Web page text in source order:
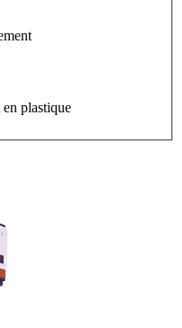
plastique